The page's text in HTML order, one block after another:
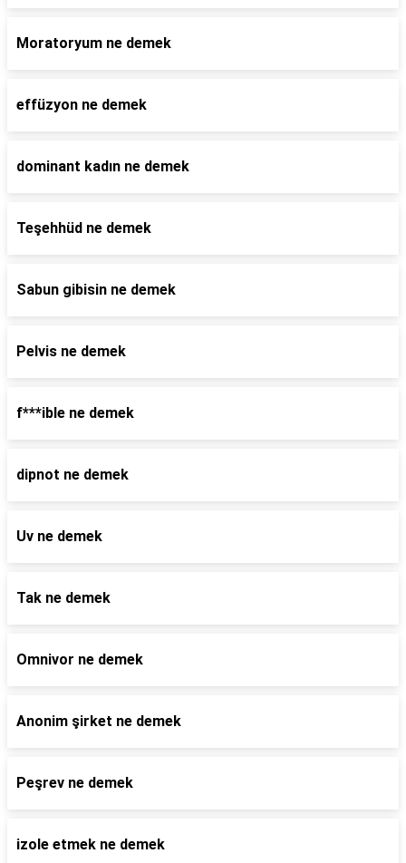
Moratoryum ne demek
effüzyon ne demek
dominant kadın ne demek
Teşehhüd ne demek
Sabun gibisin ne demek
Pelvis ne demek
f***ible ne demek
dipnot ne demek
Uv ne demek
Tak ne demek
Omnivor ne demek
Anonim şirket ne demek
Peşrev ne demek
izole etmek ne demek